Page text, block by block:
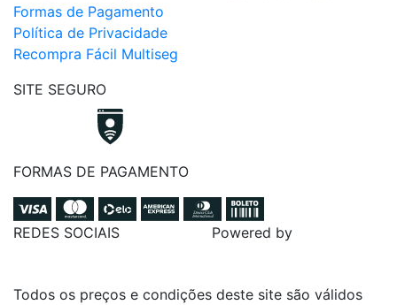
Formas de Pagamento
Política de Privacidade
Recompra Fácil Multiseg
SITE SEGURO
FORMAS DE PAGAMENTO
REDES SOCIAIS Powered by
Todos os preços e condições deste site são válidos